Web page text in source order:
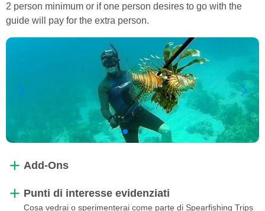
2 person minimum or if one person desires to go with the
guide will pay for the extra person.
Add-Ons
Punti di interesse evidenziati
Cosa vedrai o sperimenterai come parte di Spearfishing Trips